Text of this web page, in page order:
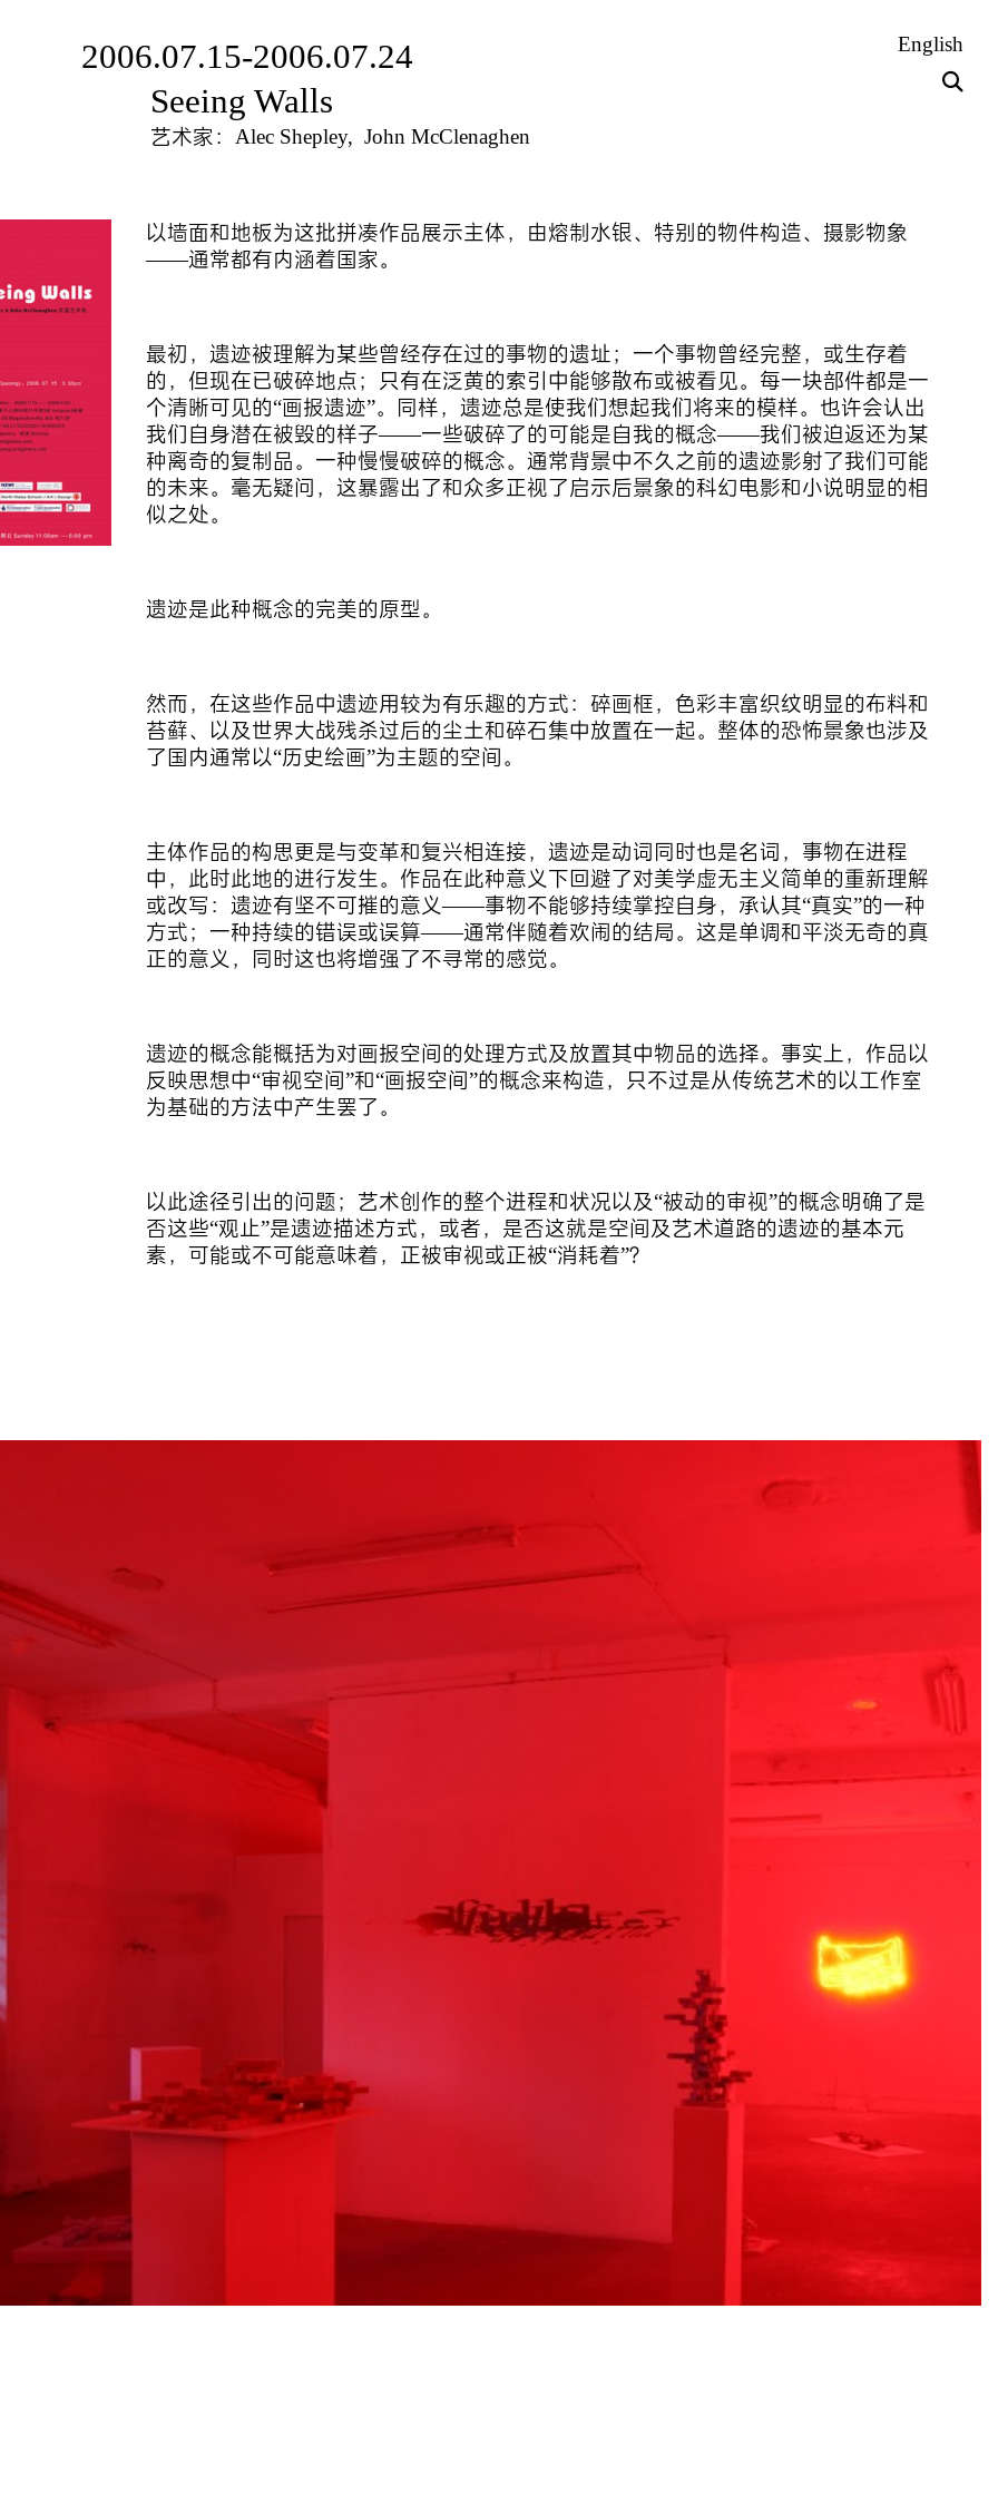
English
2006.07.15-2006.07.24
Seeing Walls
艺术家：Alec Shepley, John McClenaghen
以墙面和地板为这批拼凑作品展示主体，由熔制水银、特别的物件构造、摄影物象
――通常都有内涵着国家。
最初，遗迹被理解为某些曾经存在过的事物的遗址；一个事物曾经完整，或生存着
的，但现在已破碎地点；只有在泛黄的索引中能够散布或被看见。每一块部件都是一
个清晰可见的“画报遗迹”。同样，遗迹总是使我们想起我们将来的模样。也许会认出
我们自身潜在被毁的样子——一些破碎了的可能是自我的概念——我们被迫返还为某
种离奇的复制品。一种慢慢破碎的概念。通常背景中不久之前的遗迹影射了我们可能
的未来。毫无疑问，这暴露出了和众多正视了启示后景象的科幻电影和小说明显的相
似之处。
遗迹是此种概念的完美的原型。
然而，在这些作品中遗迹用较为有乐趣的方式：碎画框，色彩丰富织纹明显的布料和
苔藓、以及世界大战残杀过后的尘土和碎石集中放置在一起。整体的恐怖景象也涉及
了国内通常以“历史绘画”为主题的空间。
主体作品的构思更是与变革和复兴相连接，遗迹是动词同时也是名词，事物在进程
中，此时此地的进行发生。作品在此种意义下回避了对美学虚无主义简单的重新理解
或改写：遗迹有坚不可摧的意义——事物不能够持续掌控自身，承认其“真实”的一种
方式；一种持续的错误或误算——通常伴随着欢闹的结局。这是单调和平淡无奇的真
正的意义，同时这也将增强了不寻常的感觉。
遗迹的概念能概括为对画报空间的处理方式及放置其中物品的选择。事实上，作品以
反映思想中“审视空间”和“画报空间”的概念来构造，只不过是从传统艺术的以工作室
为基础的方法中产生罢了。
以此途径引出的问题；艺术创作的整个进程和状况以及“被动的审视”的概念明确了是
否这些“观止”是遗迹描述方式，或者，是否这就是空间及艺术道路的遗迹的基本元
素，可能或不可能意味着，正被审视或正被“消耗着”？